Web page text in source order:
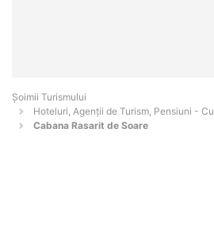
Șoimii Turismului
Hoteluri, Agenții de Turism, Pensiuni -
Cabana Rasarit de Soare